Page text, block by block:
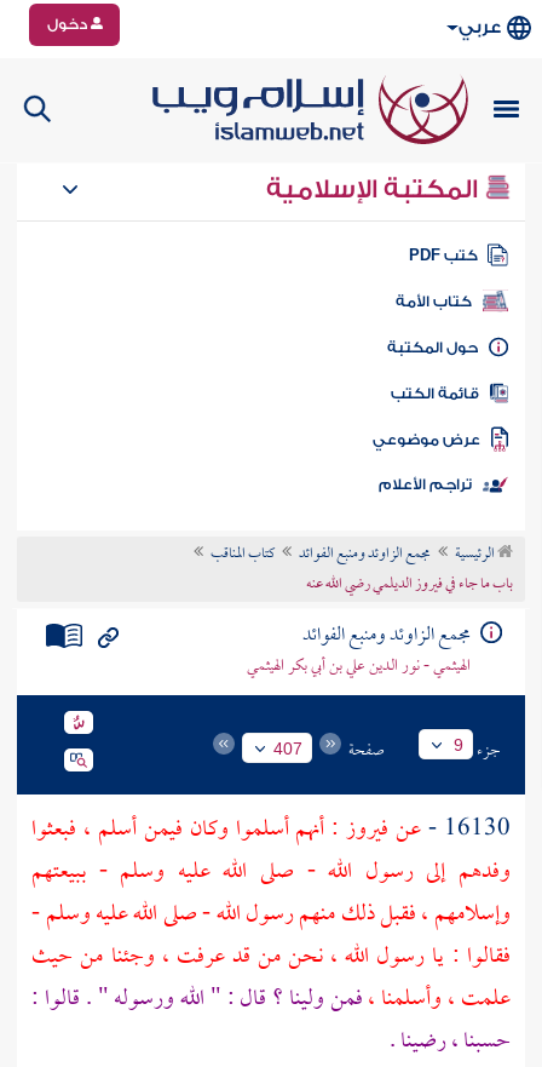
عربي دخول
المكتبة الإسلامية
كتب PDF
كتاب الأمة
المكتبة
الكتب
موضوعي
تراجم الأعلام
الرئيسية مجمع الزاوئد ومنبع الفوائد
كتاب المناقب
باب ما جاء في فيروز الديلمي رضي الله عنه
مجمع الزاوئد ومنبع الفوائد
الهيثمي - نور الدين علي بن أبي بكر الهيثمي
جزء 9 صفحة 407
16130 - عنفيروز : أنهم أسلموا وكان فيمن أسلم ، فبعثوا
وفدهم إلى رسول الله - صلى الله عليه وسلم - ببيعتهم
وإسلامهم ، فقبل ذلك منهم رسول الله - صلى الله عليه وسلم -
فقالوا : يا رسول الله ، نحن من قد عرفت ، وجئنا من حيث
علمت ، وأسلمنا ،فمن ولينا ؟ قال : " الله ورسوله " . قالوا :
حسبنا ، رضينا .